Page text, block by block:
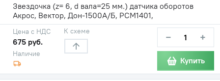
Звездочка (z= 6, d вала=25 мм.) датчика оборотов
Акрос, Вектор, Дон-1500А/Б, РСМ1401,
Наличие
Цена с НДС
675 руб.
К схеме − +
Купить